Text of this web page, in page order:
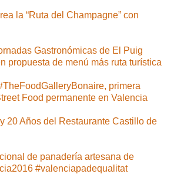
la “Ruta del Champagne” con
Gastronómicas de El Puig
propuesta de menú más ruta turística
primera
Food permanente en Valencia
20 Años del Restaurante Castillo de
de panadería artesana de
#valenciapadequalitat